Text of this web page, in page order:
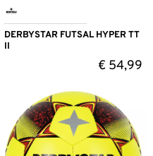
DERBYSTAR FUTSAL HYPER TT
II
€ 54,99